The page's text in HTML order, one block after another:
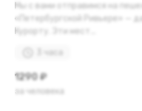
Мы с вами отправимся на
«Петербургской Ривьере» —
Курорту. Эти мест...
3 часа
1290 ₽
за человека